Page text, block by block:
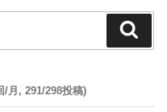
索
/月, 291/298投稿)